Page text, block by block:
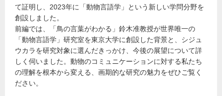
て証明し、2023年に「動物言語学」という新しい学問分野を
創設しました。
前編では、「鳥の言葉がわかる」鈴木准教授が世界唯一の
「動物言語学」研究室を東京大学に創設した背景と、シジュ
ウカラを研究対象に選んだきっかけ、今後の展望について詳
しく伺いました。動物のコミュニケーションに対する私たち
の理解を根本から変える、画期的な研究の魅力をぜひご覧く
ださい。